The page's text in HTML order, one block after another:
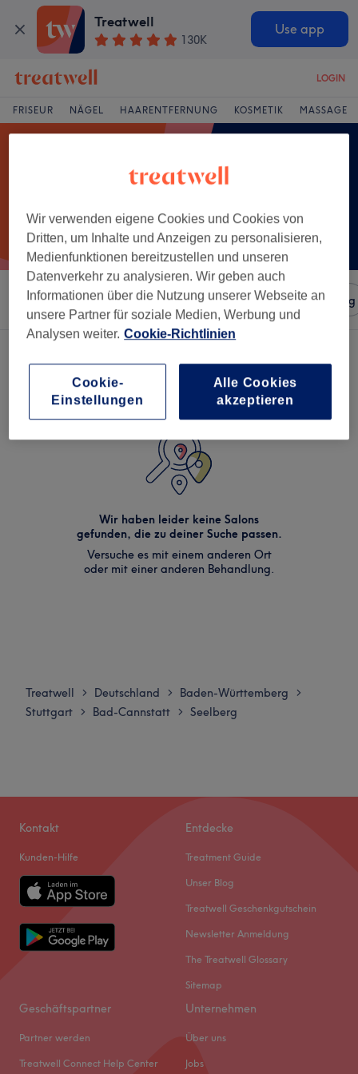
Treatwell
130K
Use app
LOGIN
FRISEUR NÄGEL HAARENTFERNUNG KOSMETIK MASSAGE
Sortieren nach Salons Expressangebote Bewertung
Wir haben leider keine Salons
gefunden, die zu deiner Suche passen.
Versuche es mit einem anderen Ort
oder mit einer anderen Behandlung.
Treatwell > Deutschland > Baden-Württemberg >
Stuttgart > Bad-Cannstatt > Seelberg
Kontakt
Kunden-Hilfe
Entdecke
Treatment Guide
Unser Blog
Treatwell Geschenkgutschein
Newsletter Anmeldung
The Treatwell Glossary
Sitemap
Geschäftspartner
Partner werden
Treatwell Connect Help Center
Unternehmen
Über uns
Jobs
Wir verwenden eigene Cookies und Cookies von
Dritten, um Inhalte und Anzeigen zu personalisieren,
Medienfunktionen bereitzustellen und unseren
Datenverkehr zu analysieren. Wir geben auch
Informationen über die Nutzung unserer Webseite an
unsere Partner für soziale Medien, Werbung und
Analysen weiter. Cookie-Richtlinien
Cookie-
Einstellungen
Alle Cookies
akzeptieren